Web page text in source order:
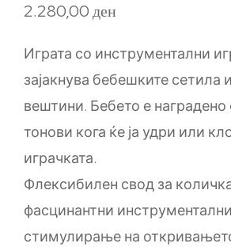
2.280,00ден
Играта со инструментални
зајакнува бебешките сетила
вештини. Бебето е наградено
тонови кога ќе ја удри или
играчката.
Флексибилен свод за
фасцинантни
стимулирање на